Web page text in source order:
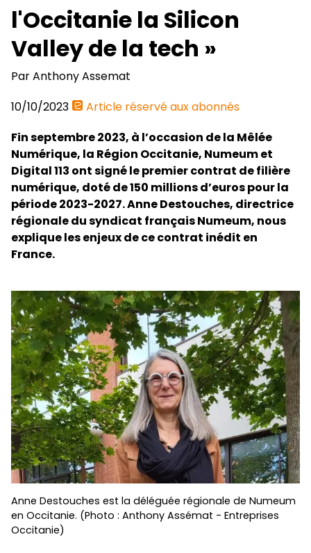
l'Occitanie la Silicon
Valley de la tech »
ParAnthony Assemat
10/10/2023
Article réservé aux abonnés
Fin septembre 2023, à l’occasion de la Mêlée
Numérique, la Région Occitanie, Numeum et
Digital 113 ont signé le premier contrat de filière
numérique, doté de 150 millions d’euros pour la
période 2023-2027. Anne Destouches, directrice
régionale du syndicat français Numeum, nous
explique les enjeux de ce contrat inédit en
France.
Anne Destouches est la déléguée régionale de Numeum
en Occitanie. (Photo : Anthony Assémat - Entreprises
Occitanie)